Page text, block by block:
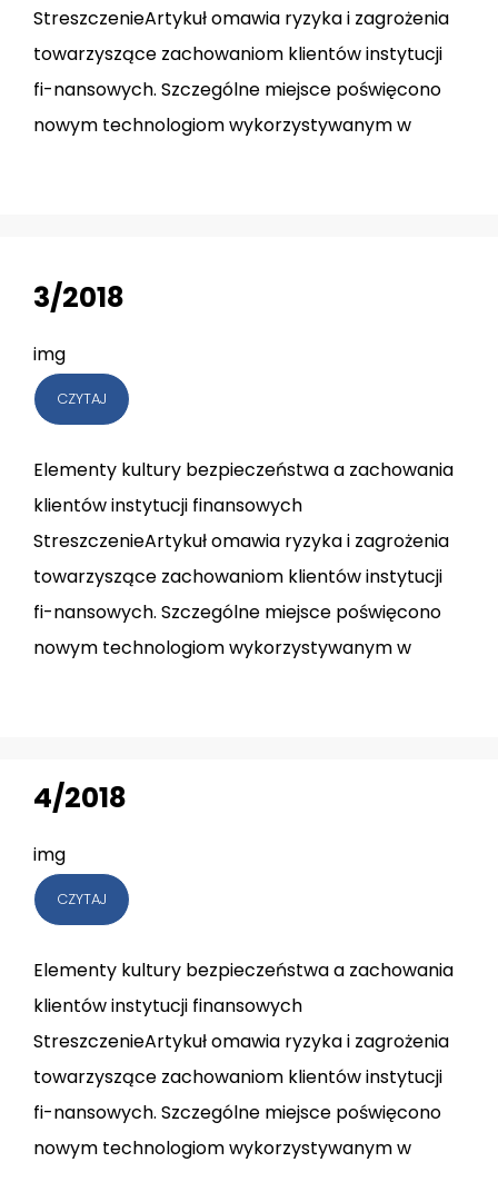
StreszczenieArtykuł omawia ryzyka i zagrożenia
towarzyszące zachowaniom klientów instytucji
fi-nansowych. Szczególne miejsce poświęcono
nowym technologiom wykorzystywanym w
3/2018
img
CZYTAJ
Elementy kultury bezpieczeństwa a zachowania
klientów instytucji finansowych
StreszczenieArtykuł omawia ryzyka i zagrożenia
towarzyszące zachowaniom klientów instytucji
fi-nansowych. Szczególne miejsce poświęcono
nowym technologiom wykorzystywanym w
4/2018
img
CZYTAJ
Elementy kultury bezpieczeństwa a zachowania
klientów instytucji finansowych
StreszczenieArtykuł omawia ryzyka i zagrożenia
towarzyszące zachowaniom klientów instytucji
fi-nansowych. Szczególne miejsce poświęcono
nowym technologiom wykorzystywanym w